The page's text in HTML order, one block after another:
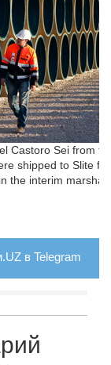
Castoro Sei from
shipped to Slite
the interim
в Telegram